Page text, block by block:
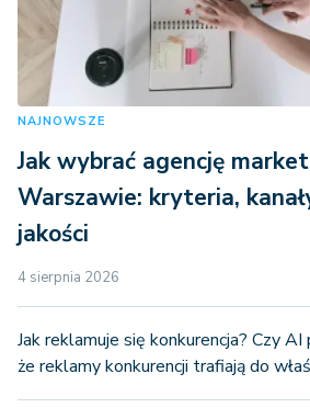
NAJNOWSZE
Jak wybrać agencję
Warszawie: kryteria,
jakości
4 sierpnia 2026
Jak reklamuje się konkurencja? Czy
że reklamy konkurencji trafiają do